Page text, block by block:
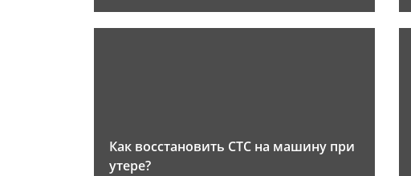
Как восстановить СТС на машину при
утере?